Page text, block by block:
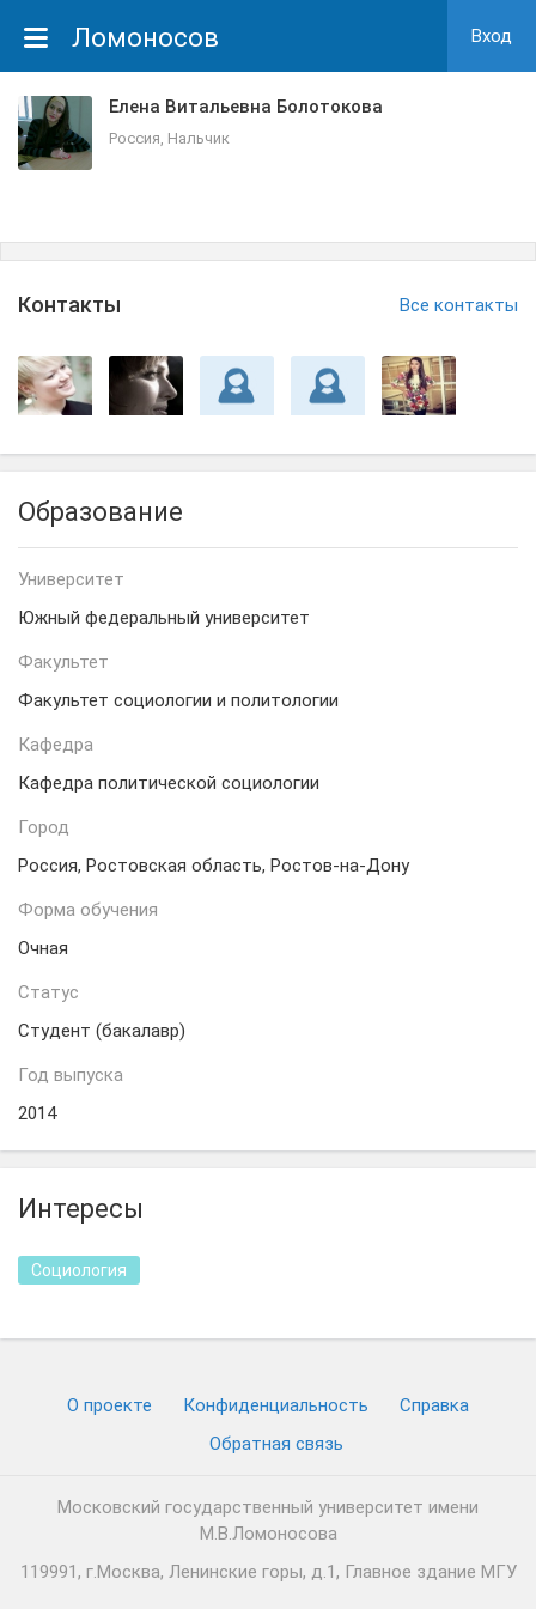
Ломоносов Вход
Елена Витальевна Болотокова
Россия, Нальчик
Контакты Все контакты
Образование
Университет
Южный федеральный университет
Факультет
Факультет социологии и политологии
Кафедра
Кафедра политической социологии
Город
Россия, Ростовская область, Ростов-на-Дону
Форма обучения
Очная
Статус
Студент (бакалавр)
Год выпуска
2014
Интересы
Социология
О проекте Конфиденциальность
Cправка
Обратная связь
Московский государственный университет имени
М.В.Ломоносова
119991, г.Москва, Ленинские горы, д.1, Главное здание МГУ